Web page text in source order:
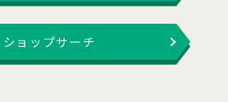
ショップサーチ